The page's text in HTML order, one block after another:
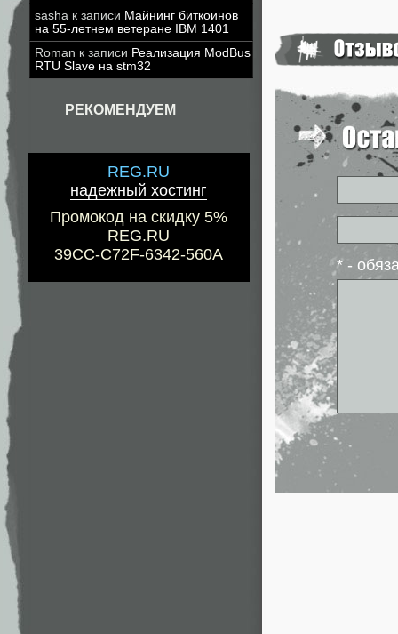
sasha к записи Майнинг биткоинов
на 55-летнем ветеране IBM 1401
Roman к записи Реализация ModBus
RTU Slave на stm32
РЕКОМЕНДУЕМ
REG.RU
надежный хостинг
Промокод на скидку 5%
REG.RU
39CC-C72F-6342-560A
* -